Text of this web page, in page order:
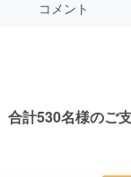
コメント
合計530名様のご